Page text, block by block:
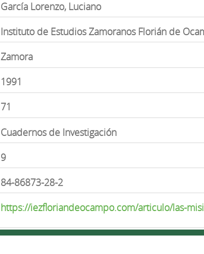
García Lorenzo, Luciano
Instituto de Estudios Zamoranos Florián de
Zamora
1991
71
Cuadernos de Investigación
9
84-86873-28-2
https://iezfloriandeocampo.com/articulo/las-